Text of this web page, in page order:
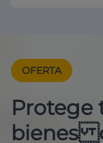
OFERTA
Protege
bienes